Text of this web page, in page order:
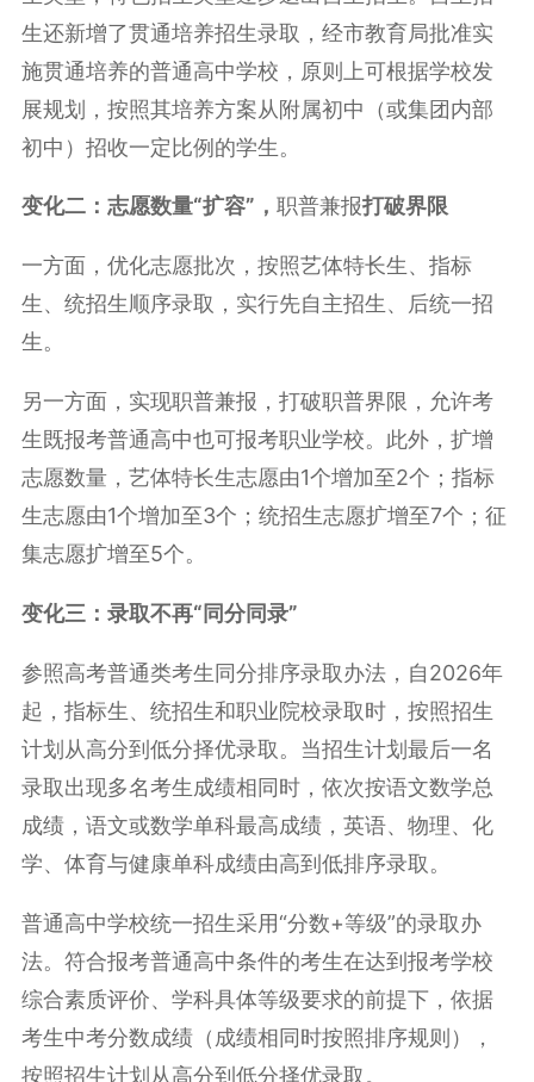
生还新增了贯通培养招生录取，经市教育局批准实
施贯通培养的普通高中学校，原则上可根据学校发
展规划，按照其培养方案从附属初中（或集团内部
初中）招收一定比例的学生。
变化二：志愿数量“扩容”， 职普兼报打破界限
一方面，优化志愿批次，按照艺体特长生、指标
生、统招生顺序录取，实行先自主招生、后统一招
生。
另一方面，实现职普兼报，打破职普界限，允许考
生既报考普通高中也可报考职业学校。此外，扩增
志愿数量，艺体特长生志愿由1个增加至2个；指标
生志愿由1个增加至3个；统招生志愿扩增至7个；征
集志愿扩增至5个。
变化三：录取不再“同分同录”
参照高考普通类考生同分排序录取办法，自2026年
起，指标生、统招生和职业院校录取时，按照招生
计划从高分到低分择优录取。当招生计划最后一名
录取出现多名考生成绩相同时，依次按语文数学总
成绩，语文或数学单科最高成绩，英语、物理、化
学、体育与健康单科成绩由高到低排序录取。
普通高中学校统一招生采用“分数+等级”的录取办
法。符合报考普通高中条件的考生在达到报考学校
综合素质评价、学科具体等级要求的前提下，依据
考生中考分数成绩（成绩相同时按照排序规则），
按照招生计划从高分到低分择优录取。